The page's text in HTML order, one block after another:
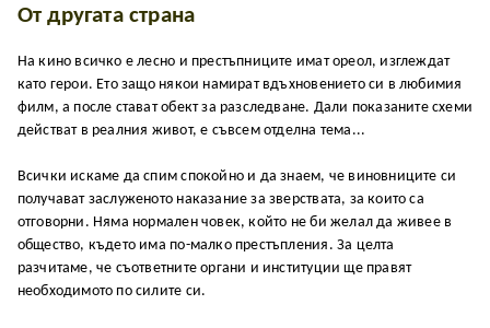
От другата страна
На кино всичко е лесно и престъпниците имат ореол, изглеждат
като герои. Ето защо някои намират вдъхновението си в любимия
филм, а после стават обект за разследване. Дали показаните схеми
действат в реалния живот, е съвсем отделна тема...
Всички искаме да спим спокойно и да знаем, че виновниците си
получават заслуженото наказание за зверствата, за които са
отговорни. Няма нормален човек, който не би желал да живее в
общество, където има по-малко престъпления. За целта
разчитаме, че съответните органи и институции ще правят
необходимото по силите си.